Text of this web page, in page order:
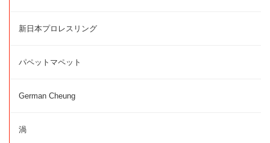
新日本プロレスリング
パペットマペット
German Cheung
渦